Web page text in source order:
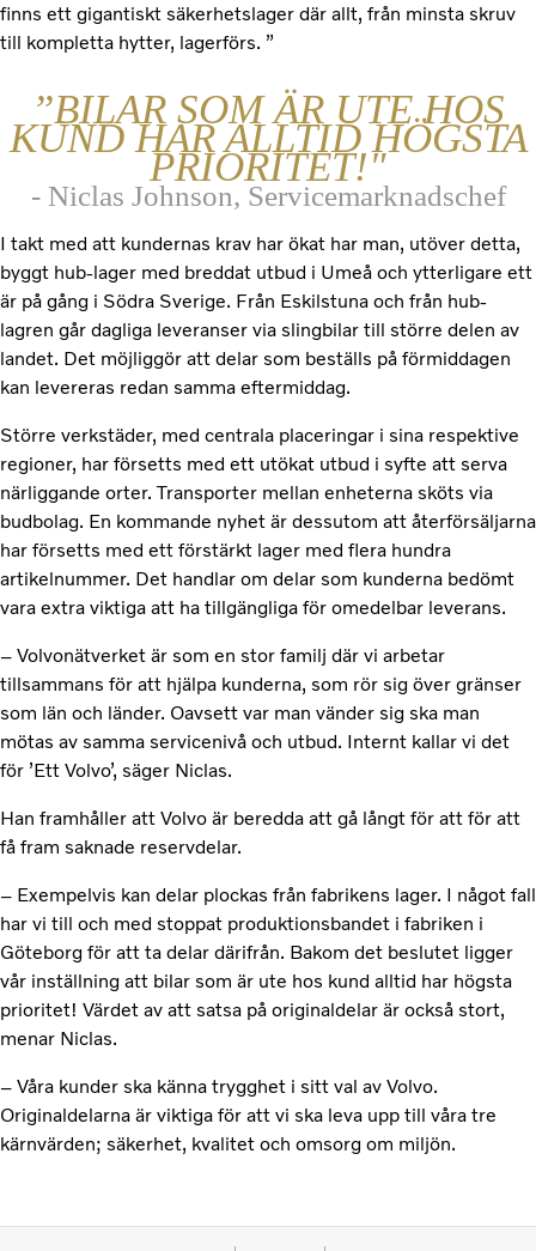
finns ett gigantiskt säkerhetslager där allt, från minsta skruv
till kompletta hytter, lagerförs. ”
”BILAR SOM ÄR UTE HOS
KUND HAR ALLTID HÖGSTA
PRIORITET!"
- Niclas Johnson, Servicemarknadschef
I takt med att kundernas krav har ökat har man, utöver detta,
byggt hub-lager med breddat utbud i Umeå och ytterligare ett
är på gång i Södra Sverige. Från Eskilstuna och från hub-
lagren går dagliga leveranser via slingbilar till större delen av
landet. Det möjliggör att delar som beställs på förmiddagen
kan levereras redan samma eftermiddag.
Större verkstäder, med centrala placeringar i sina respektive
regioner, har försetts med ett utökat utbud i syfte att serva
närliggande orter. Transporter mellan enheterna sköts via
budbolag. En kommande nyhet är dessutom att återförsäljarna
har försetts med ett förstärkt lager med flera hundra
artikelnummer. Det handlar om delar som kunderna bedömt
vara extra viktiga att ha tillgängliga för omedelbar leverans.
– Volvonätverket är som en stor familj där vi arbetar
tillsammans för att hjälpa kunderna, som rör sig över gränser
som län och länder. Oavsett var man vänder sig ska man
mötas av samma servicenivå och utbud. Internt kallar vi det
för ’Ett Volvo’, säger Niclas.
Han framhåller att Volvo är beredda att gå långt för att för att
få fram saknade reservdelar.
– Exempelvis kan delar plockas från fabrikens lager. I något fall
har vi till och med stoppat produktionsbandet i fabriken i
Göteborg för att ta delar därifrån. Bakom det beslutet ligger
vår inställning att bilar som är ute hos kund alltid har högsta
prioritet! Värdet av att satsa på originaldelar är också stort,
menar Niclas.
– Våra kunder ska känna trygghet i sitt val av Volvo.
Originaldelarna är viktiga för att vi ska leva upp till våra tre
kärnvärden; säkerhet, kvalitet och omsorg om miljön.